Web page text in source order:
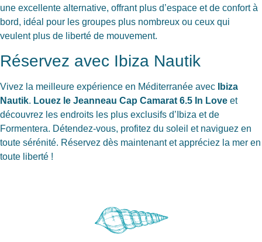
une excellente alternative, offrant plus d’espace et de confort à
bord, idéal pour les groupes plus nombreux ou ceux qui
veulent plus de liberté de mouvement.
Réservez avec Ibiza Nautik
Vivez la meilleure expérience en Méditerranée avec
Ibiza
Nautik. Louez le Jeanneau Cap Camarat 6.5 In Love et
découvrez les endroits les plus exclusifs d’Ibiza et de
Formentera. Détendez-vous, profitez du soleil et naviguez en
toute sérénité. Réservez dès maintenant et appréciez la mer en
toute liberté !